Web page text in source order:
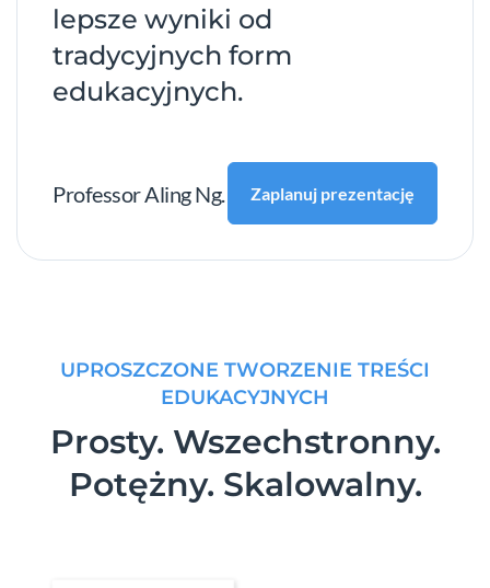
lepsze wyniki od
tradycyjnych form
edukacyjnych.
Professor Aling Ng. Zaplanuj prezentację
UPROSZCZONE TWORZENIE TREŚCI
EDUKACYJNYCH
Prosty. Wszechstronny.
Potężny. Skalowalny.